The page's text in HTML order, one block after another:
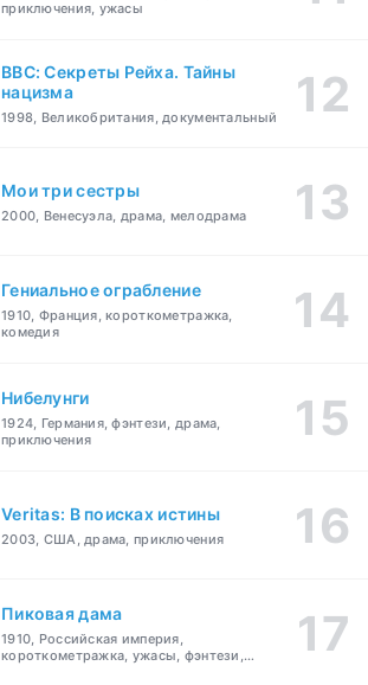
приключения, ужасы
BBC: Секреты Рейха. Тайны
нацизма
1998, Великобритания, документальный
Мои три сестры
2000, Венесуэла, драма, мелодрама
Гениальное ограбление
1910, Франция, короткометражка,
комедия
Нибелунги
1924, Германия, фэнтези, драма,
приключения
Veritas: В поисках истины
2003, США, драма, приключения
Пиковая дама
1910, Российская империя,
короткометражка, ужасы, фэнтези,